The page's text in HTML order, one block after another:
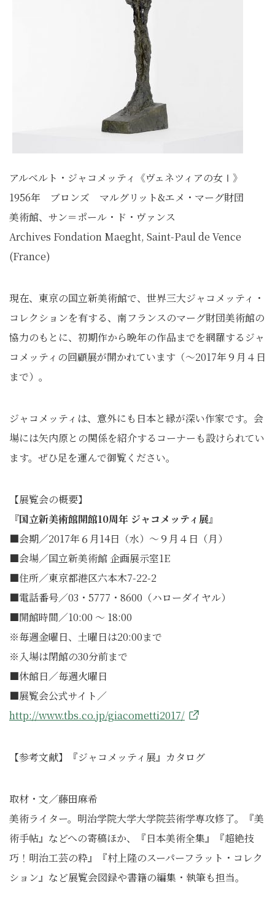
アルベルト・ジャコメッティ《ヴェネツィアの女Ⅰ》
1956年 ブロンズ マルグリット&エメ・マーグ財団
美術館、サン＝ポール・ド・ヴァンス
Archives Fondation Maeght, Saint-Paul de Vence
(France)
現在、東京の国立新美術館で、世界三大ジャコメッティ・
コレクションを有する、南フランスのマーグ財団美術館の
協力のもとに、初期作から晩年の作品までを網羅するジャ
コメッティの回顧展が開かれています（～2017年９月４日
まで）。
ジャコメッティは、意外にも日本と縁が深い作家です。会
場には矢内原との関係を紹介するコーナーも設けられてい
ます。ぜひ足を運んで御覧ください。
【展覧会の概要】
『国立新美術館開館10周年 ジャコメッティ展』
■会期／2017年６月14日（水）～９月４日（月）
■会場／国立新美術館 企画展示室1E
■住所／東京都港区六本木7-22-2
■電話番号／03・5777・8600（ハローダイヤル）
■開館時間／10:00 ～ 18:00
※毎週金曜日、土曜日は20:00まで
※入場は閉館の30分前まで
■休館日／毎週火曜日
■展覧会公式サイト／
http://www.tbs.co.jp/giacometti2017/
【参考文献】『ジャコメッティ展』カタログ
取材・文／藤田麻希
美術ライター。明治学院大学大学院芸術学専攻修了。『美
術手帖』 などへの寄稿ほか、『日本美術全集』『超絶技
巧！明治工芸の粋』
『村上隆のスーパーフラット・コレク
ション』 など展覧会図録や書籍の編集・執筆も担当。